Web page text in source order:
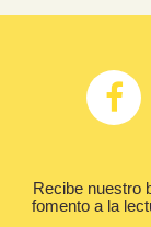
Recibe nuestro
fomento a la